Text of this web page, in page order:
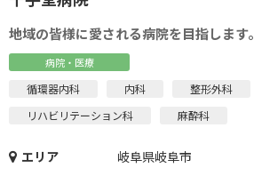
地域の皆様に愛される病院を目指します。
病院・医療
循環器内科 内科
整形外科
リハビリテーション科
麻酔科
エリア
岐阜県岐阜市